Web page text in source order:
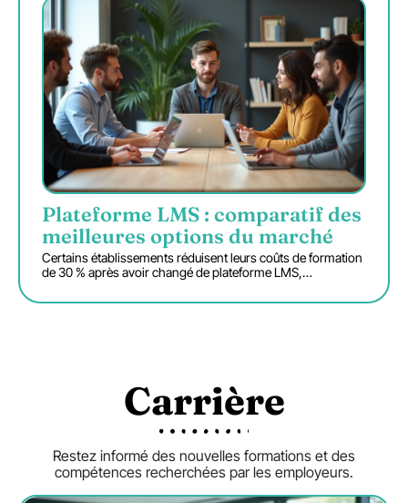
Plateforme LMS : comparatif des
meilleures options du marché
Certains établissements réduisent leurs coûts de formation
de 30 % après avoir changé de plateforme LMS,…
Carrière
Restez informé des nouvelles formations et des
compétences recherchées par les employeurs.